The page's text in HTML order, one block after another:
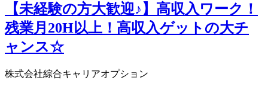
【未経験の方大歓迎♪】高収入ワーク！
残業月20H以上！高収入ゲットの大チ
ャンス☆
株式会社綜合キャリアオプション